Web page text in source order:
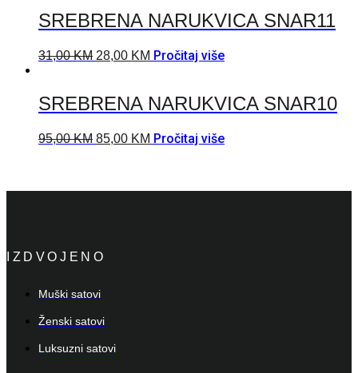
SREBRENA NARUKVICA SNAR11
31,00KM 28,00 KM Pročitaj više
SREBRENA NARUKVICA SNAR10
95,00KM 85,00 KM Pročitaj više
IZDVOJENO
Muški satovi
Ženski satovi
Luksuzni satovi